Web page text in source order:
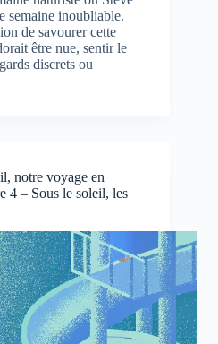
semaine inoubliable.
de savourer cette
être nue, sentir le
discrets ou
notre voyage en
4 – Sous le soleil, les